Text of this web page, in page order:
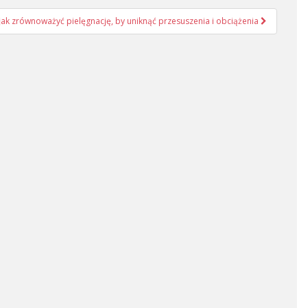
zrównoważyć pielęgnację, by uniknąć przesuszenia i obciążenia